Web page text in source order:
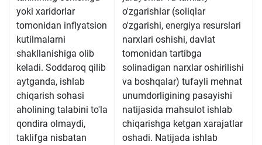
yoki xaridorlar
tomonidan inflyatsion
kutilmalarni
shakllanishiga olib
keladi. Soddaroq qilib
aytganda, ishlab
chiqarish sohasi
aholining talabini to'la
qondira olmaydi,
taklifga nisbatan
o'zgarishlar (soliqlar
o'zgarishi, energiya resurslari
narxlari oshishi, davlat
tomonidan tartibga
solinadigan narxlar oshirilishi
va boshqalar) tufayli mehnat
unumdorligining pasayishi
natijasida mahsulot ishlab
chiqarishga ketgan xarajatlar
oshadi. Natijada ishlab